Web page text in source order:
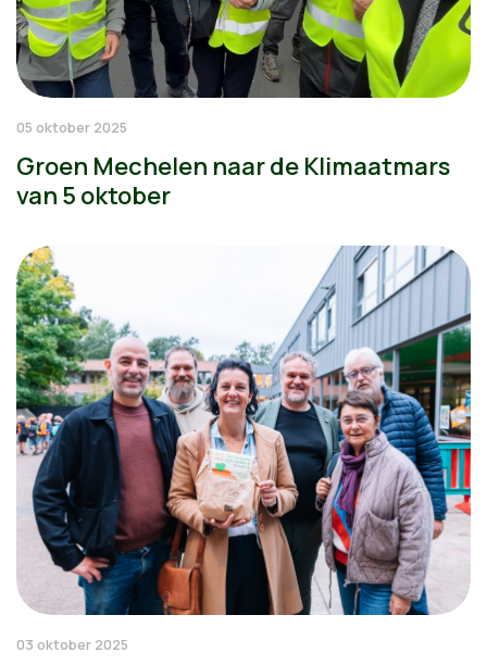
05 oktober 2025
Groen Mechelen naar de Klimaatmars
van 5 oktober
03 oktober 2025